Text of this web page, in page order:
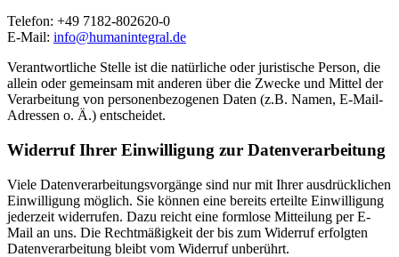
Telefon: +49 7182-802620-0
E-Mail: info@humanintegral.de
Verantwortliche Stelle ist die natürliche oder juristische Person, die
allein oder gemeinsam mit anderen über die Zwecke und Mittel der
Verarbeitung von personenbezogenen Daten (z.B. Namen, E-Mail-
Adressen o. Ä.) entscheidet.
Widerruf Ihrer Einwilligung zur Datenverarbeitung
Viele Datenverarbeitungsvorgänge sind nur mit Ihrer ausdrücklichen
Einwilligung möglich. Sie können eine bereits erteilte Einwilligung
jederzeit widerrufen. Dazu reicht eine formlose Mitteilung per E-
Mail an uns. Die Rechtmäßigkeit der bis zum Widerruf erfolgten
Datenverarbeitung bleibt vom Widerruf unberührt.